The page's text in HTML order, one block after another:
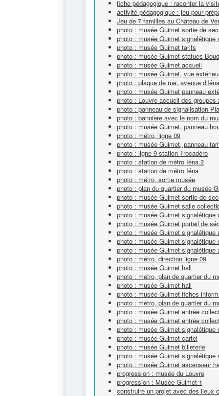
fiche pédagogique : raconter la
activité pédagogique : jeu pour
Jeu de 7 familles au Château de
photo : musée Guimet sortie de
photo : musée Guimet signalétique
photo : musée Guimet tarifs
photo : musée Guimet statues
photo : musée Guimet accueil
photo : musée Guimet, vue
photo : plaque de rue, avenue d'Iéna
photo : musée Guimet panneau
photo : Louvre accueil des groupes
photo : panneau de signalisation
photo : bannière avec le nom du
photo : musée Guimet, panneau
photo : métro, ligne 09
photo : musée Guimet, panneau
photo : ligne 9 station Trocadéro
photo : station de métro Iéna.2
photo : station de métro Iéna
photo : métro, sortie musée
photo : plan du quartier du musée
photo : musée Guimet sortie de
photo : musée Guimet salle
photo : musée Guimet signalétique
photo : musée Guimet portail de
photo : musée Guimet signalétique
photo : musée Guimet signalétique
photo : musée Guimet signalétique
photo : métro, direction ligne 09
photo : musée Guimet hall
photo : métro, plan de quartier du
photo : musée Guimet hall
photo : musée Guimet fiches
photo : métro, plan de quartier du
photo : musée Guimet entrée
photo : musée Guimet entrée
photo : musée Guimet signalétique
photo : musée Guimet cartel
photo : musée Guimet billeterie
photo : musée Guimet signalétique
photo : musée Guimet ascenseur
progression : musée du Louvre
progression : Musée Guimet 1
construire un projet avec des lieux